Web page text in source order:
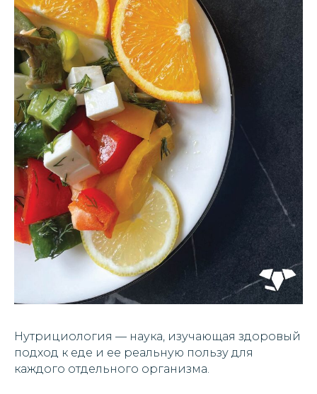
Нутрициология — наука, изучающая здоровый
подход к еде и ее реальную пользу для
каждого отдельного организма.